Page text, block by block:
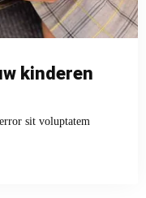
kinderen
sit voluptatem